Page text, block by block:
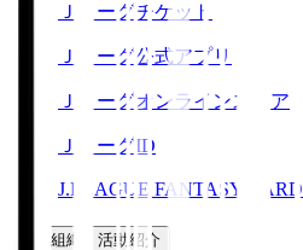
Ｊリーグチケット
Ｊリーグ公式アプリ
Ｊリーグオンラインストア
ＪリーグID
J.LEAGUE FANTASY CARD
運営組織・活動紹介